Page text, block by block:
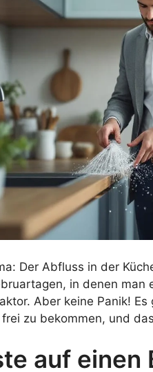
Der Abfluss in der
in denen man
Aber keine Panik!
zu bekommen, und
auf einen